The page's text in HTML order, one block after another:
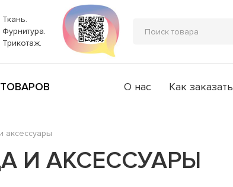
Ткань.
Фурнитура.
Трикотаж.
ТОВАРОВ О нас Как заказать
аксессуары
И АКСЕССУАРЫ